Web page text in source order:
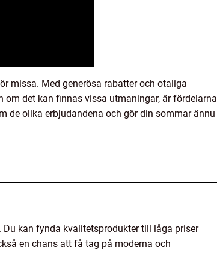
missa. Med generösa rabatter och otaliga
det kan finnas vissa utmaningar, är fördelarna
de olika erbjudandena och gör din sommar ännu
kan fynda kvalitetsprodukter till låga priser
en chans att få tag på moderna och